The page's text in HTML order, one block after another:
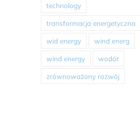
technology
transformacja energetyczna
wid energy wind energ
wind energy wodór
zrównoważony rozwój